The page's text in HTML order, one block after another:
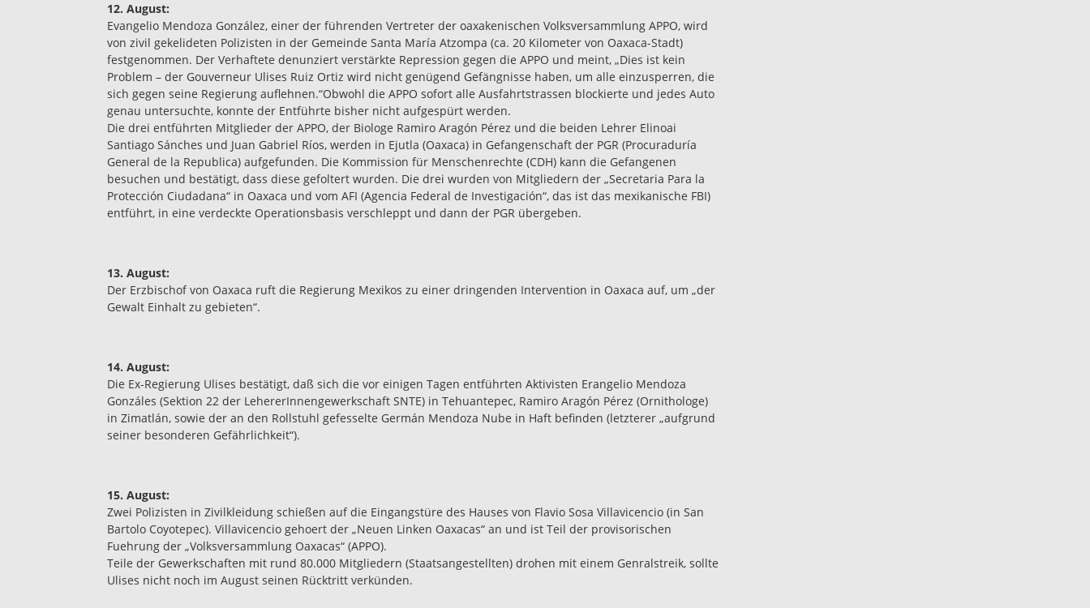
12. August:
Evangelio Mendoza González, einer der führenden Vertreter der oaxakenischen Volksversammlung APPO, wird
von zivil gekelideten Polizisten in der Gemeinde Santa María Atzompa (ca. 20 Kilometer von Oaxaca-Stadt)
festgenommen. Der Verhaftete denunziert verstärkte Repression gegen die APPO und meint, „Dies ist kein
Problem – der Gouverneur Ulises Ruiz Ortiz wird nicht genügend Gefängnisse haben, um alle einzusperren, die
sich gegen seine Regierung auflehnen.“Obwohl die APPO sofort alle Ausfahrtstrassen blockierte und jedes Auto
genau untersuchte, konnte der Entführte bisher nicht aufgespürt werden.
Die drei entführten Mitglieder der APPO, der Biologe Ramiro Aragón Pérez und die beiden Lehrer Elinoai
Santiago Sánches und Juan Gabriel Ríos, werden in Ejutla (Oaxaca) in Gefangenschaft der PGR (Procuraduría
General de la Republica) aufgefunden. Die Kommission für Menschenrechte (CDH) kann die Gefangenen
besuchen und bestätigt, dass diese gefoltert wurden. Die drei wurden von Mitgliedern der „Secretaria Para la
Protección Ciudadana“ in Oaxaca und vom AFI (Agencia Federal de Investigación“, das ist das mexikanische FBI)
entführt, in eine verdeckte Operationsbasis verschleppt und dann der PGR übergeben.
13. August:
Der Erzbischof von Oaxaca ruft die Regierung Mexikos zu einer dringenden Intervention in Oaxaca auf, um „der
Gewalt Einhalt zu gebieten“.
14. August:
Die Ex-Regierung Ulises bestätigt, daß sich die vor einigen Tagen entführten Aktivisten Erangelio Mendoza
Gonzáles (Sektion 22 der LehererInnengewerkschaft SNTE) in Tehuantepec, Ramiro Aragón Pérez (Ornithologe)
in Zimatlán, sowie der an den Rollstuhl gefesselte Germán Mendoza Nube in Haft befinden (letzterer „aufgrund
seiner besonderen Gefährlichkeit“).
15. August:
Zwei Polizisten in Zivilkleidung schießen auf die Eingangstüre des Hauses von Flavio Sosa Villavicencio (in San
Bartolo Coyotepec). Villavicencio gehoert der „Neuen Linken Oaxacas“ an und ist Teil der provisorischen
Fuehrung der „Volksversammlung Oaxacas“ (APPO).
Teile der Gewerkschaften mit rund 80.000 Mitgliedern (Staatsangestellten) drohen mit einem Genralstreik, sollte
Ulises nicht noch im August seinen Rücktritt verkünden.